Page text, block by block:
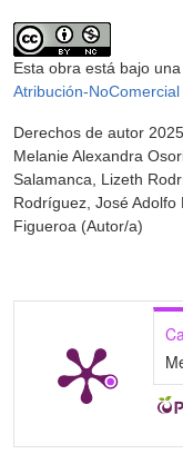
Esta obra está bajo
Atribución-
Derechos de autor
Melanie Alexandra
Salamanca, Lizeth
Rodríguez, José
Figueroa (Autor/a)